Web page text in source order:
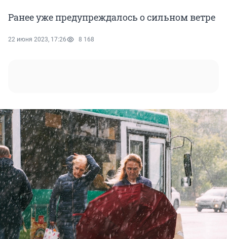
Ранее уже предупреждалось о сильном ветре
22 июня 2023, 17:26 8 168